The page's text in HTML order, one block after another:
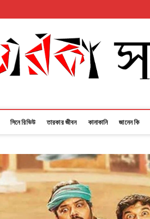
সিনে রিভিউ তারকার জীবন কানাকানি জানেন কি